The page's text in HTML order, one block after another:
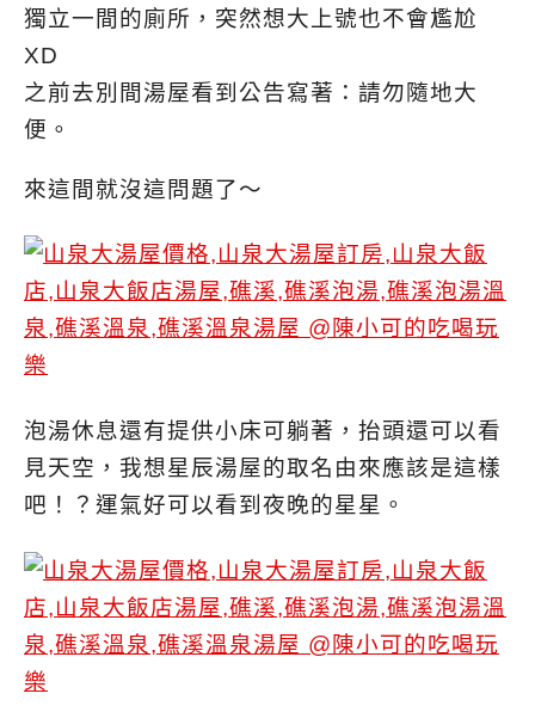
獨立一間的廁所，突然想大上號也不會尷尬
XD
之前去別間湯屋看到公告寫著：請勿隨地大
便。
來這間就沒這問題了～
泡湯休息還有提供小床可躺著，抬頭還可以看
見天空，我想星辰湯屋的取名由來應該是這樣
吧！？運氣好可以看到夜晚的星星。